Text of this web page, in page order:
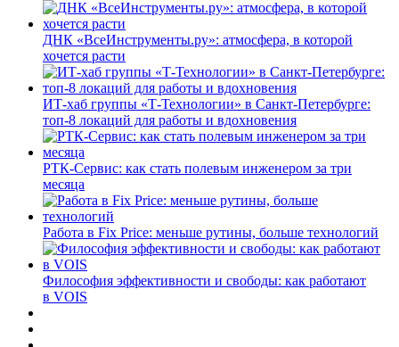
ДНК «ВсеИнструменты.ру»: атмосфера, в которой
хочется расти
ИТ-хаб группы «Т-Технологии» в Санкт-Петербурге:
топ-8 локаций для работы и вдохновения
РТК-Сервис: как стать полевым инженером за три
месяца
Работа в Fix Price: меньше рутины, больше технологий
Философия эффективности и свободы: как работают
в VOIS